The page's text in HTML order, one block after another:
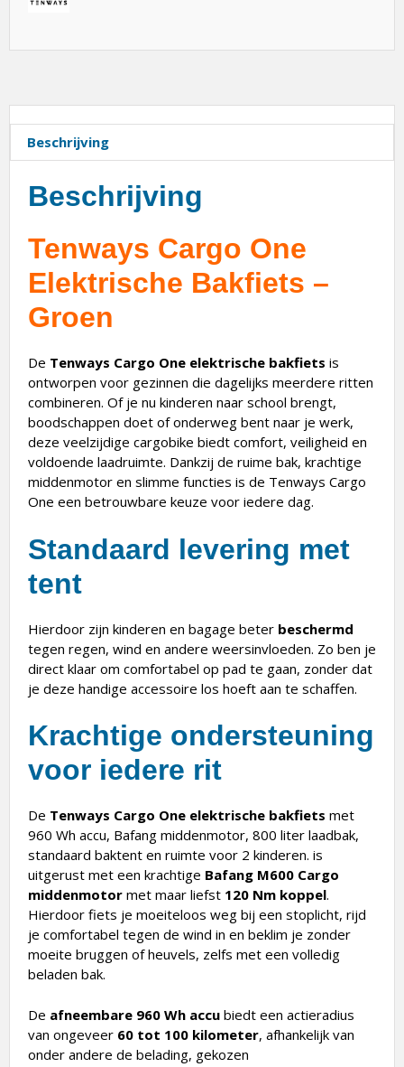
Beschrijving
Beschrijving
Tenways Cargo One
Elektrische Bakfiets –
Groen
De Tenways Cargo One elektrische bakfiets is
ontworpen voor gezinnen die dagelijks meerdere ritten
combineren. Of je nu kinderen naar school brengt,
boodschappen doet of onderweg bent naar je werk,
deze veelzijdige cargobike biedt comfort, veiligheid en
voldoende laadruimte. Dankzij de ruime bak, krachtige
middenmotor en slimme functies is de Tenways Cargo
One een betrouwbare keuze voor iedere dag.
Standaard levering met
tent
Hierdoor zijn kinderen en bagage beter beschermd
tegen regen, wind en andere weersinvloeden. Zo ben je
direct klaar om comfortabel op pad te gaan, zonder dat
je deze handige accessoire los hoeft aan te schaffen.
Krachtige ondersteuning
voor iedere rit
De Tenways Cargo One elektrische bakfiets met
960 Wh accu, Bafang middenmotor, 800 liter laadbak,
standaard baktent en ruimte voor 2 kinderen. is
uitgerust met een krachtige Bafang M600 Cargo
middenmotor met maar liefst 120 Nm koppel.
Hierdoor fiets je moeiteloos weg bij een stoplicht, rijd
je comfortabel tegen de wind in en beklim je zonder
moeite bruggen of heuvels, zelfs met een volledig
beladen bak.
De afneembare 960 Wh accu biedt een actieradius
van ongeveer 60 tot 100 kilometer, afhankelijk van
onder andere de belading, gekozen